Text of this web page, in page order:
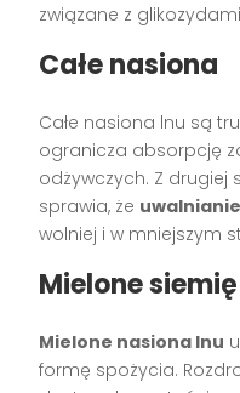
związane z
Całe nasiona
Całe nasiona lnu są
ogranicza absorpcję
odżywczych. Z
sprawia, że
wolniej i w mniejszym
Mielone
Mielone nasiona lnu
formę spożycia.